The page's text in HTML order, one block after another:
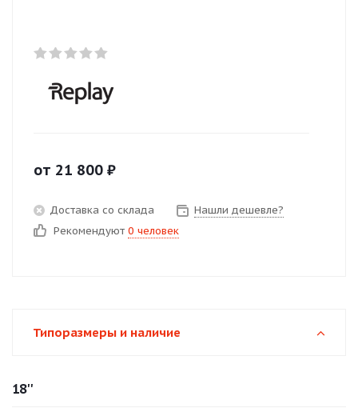
от 21 800 ₽
Доставка со склада
Нашли дешевле?
Рекомендуют 0 человек
Типоразмеры и наличие
18''